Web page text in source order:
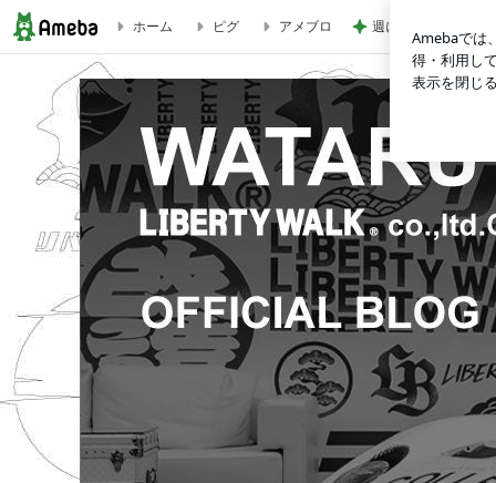
POP RACEさんGCDミニカーのミーティングありがとうご
ホーム ピグ アメブロ 週に1回しか検診日